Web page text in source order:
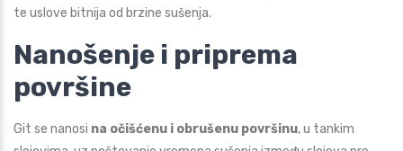
te uslove bitnija od brzine sušenja.
Nanošenje i priprema
površine
Git se nanosi na očišćenu i obrušenu površinu, u tankim